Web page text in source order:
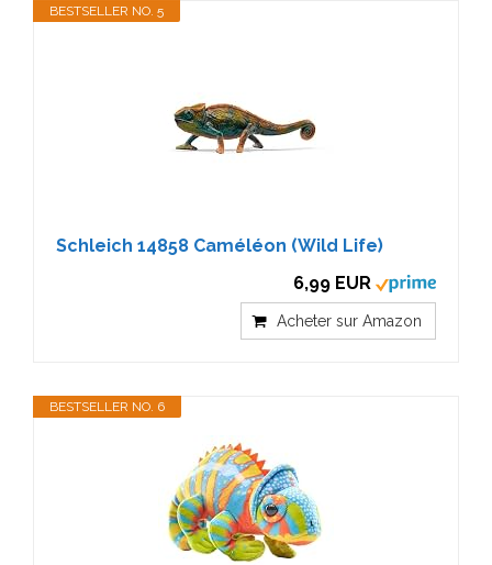
BESTSELLER NO. 5
Schleich 14858 Caméléon (Wild Life)
6,99 EUR
Acheter sur Amazon
BESTSELLER NO. 6